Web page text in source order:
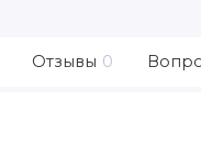
Отзывы 0